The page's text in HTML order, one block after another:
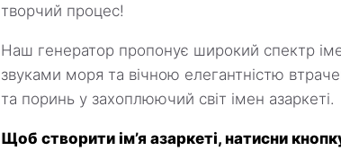
творчий процес!
Наш генератор пропонує широкий спектр
звуками моря та вічною елегантністю
та поринь у захоплюючий світ імен азаркеті.
Щоб створити ім’я азаркеті, натисни